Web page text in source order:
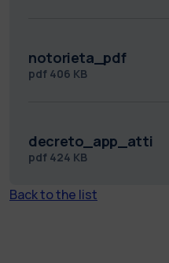
notorieta_pdf
pdf 406 KB
decreto_app_atti
pdf 424 KB
Back to the list